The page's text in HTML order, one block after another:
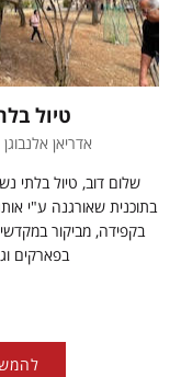
טיול
אדריאן אלנבוגן | 15.04.2024 |
שלום דוב, טיול בלתי
בתוכנית שאורגנה ע"י
בקפידה, מביקור
בפארקים